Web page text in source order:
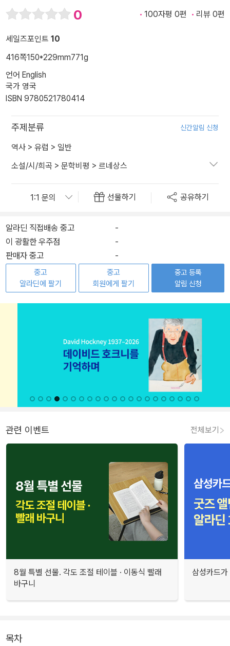
0 100자평 0편 리뷰 0편
세일즈포인트 10
416쪽150*229mm771g
언어 English
국가 영국
ISBN 9780521780414
주제분류 신간알림 신청
역사 > 유럽 > 일반
소설/시/희곡 > 문학비평 > 르네상스
선물하기 공유하기
알라딘 직접배송 중고
-
이 광활한 우주점
-
판매자 중고
-
중고
알라딘에 팔기
중고
회원에게 팔기
중고 등록
알림 신청
관련 이벤트 전체보기
8월 특별 선물. 각도 조절 테이블 · 이동식 빨래
바구니
삼성카드
목차